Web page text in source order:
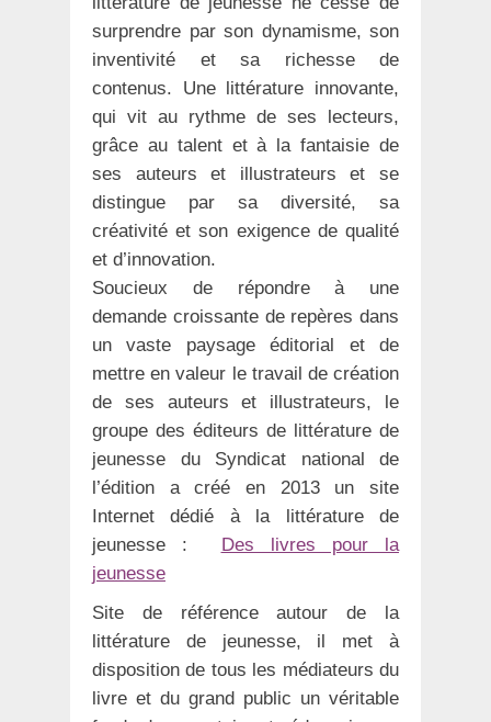
surprendre par son dynamisme, son
inventivité et sa richesse de
contenus. Une littérature innovante,
qui vit au rythme de ses lecteurs,
grâce au talent et à la fantaisie de
ses auteurs et illustrateurs et se
distingue par sa diversité, sa
créativité et son exigence de qualité
et d’innovation.
Soucieux de répondre à une
demande croissante de repères dans
un vaste paysage éditorial et de
mettre en valeur le travail de création
de ses auteurs et illustrateurs, le
groupe des éditeurs de littérature de
jeunesse du Syndicat national de
l’édition a créé en 2013 un site
Internet dédié à la littérature de
jeunesse : Des livres pour la
jeunesse
Site de référence autour de la
littérature de jeunesse, il met à
disposition de tous les médiateurs du
livre et du grand public un véritable